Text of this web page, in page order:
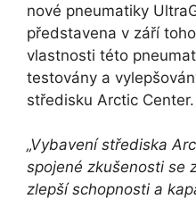
nové pneumatiky
představena v září
vlastnosti této
testovány a
středisku Arctic Center.
„Vybavení střediska
spojené zkušenosti se
zlepší schopnosti a